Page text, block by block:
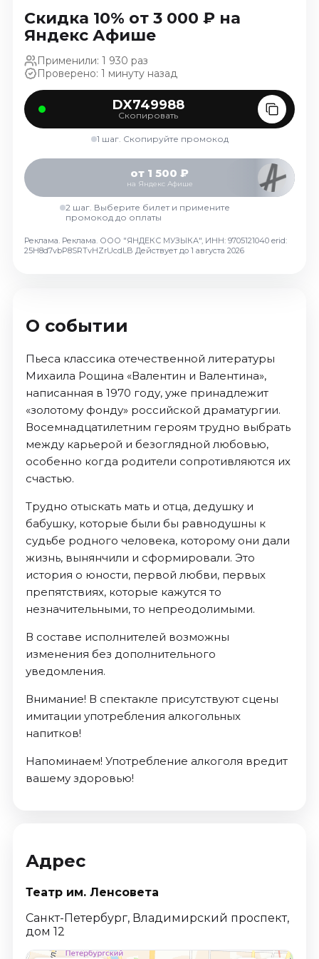
Декабрь 2026
Спорт
Август 2026
Сентябрь 2026
Декабрь 2026
Август 2026
Сентябрь 2026
Октябрь 2026
Ноябрь 2026
Декабрь 2026
Скидка 10% от 3 000 ₽ на
Яндекс Афише
Применили: 1 930 раз
Проверено: 1 минуту назад
DX749988
Скопировать
1 шаг. Скопируйте промокод
от 1 500 ₽
на Яндекс Афише
2 шаг. Выберите билет и примените
промокод до оплаты
Реклама. Реклама. ООО "ЯНДЕКС МУЗЫКА", ИНН: 9705121040 erid:
25H8d7vbP8SRTvHZrUcdLB Действует до 1 августа 2026
О событии
Пьеса классика отечественной литературы
Михаила Рощина «Валентин и Валентина»,
написанная в 1970 году, уже принадлежит
«золотому фонду» российской драматургии.
Восемнадцатилетним героям трудно выбрать
между карьерой и безоглядной любовью,
особенно когда родители сопротивляются их
счастью.
Трудно отыскать мать и отца, дедушку и
бабушку, которые были бы равнодушны к
судьбе родного человека, которому они дали
жизнь, вынянчили и сформировали. Это
история о юности, первой любви, первых
препятствиях, которые кажутся то
незначительными, то непреодолимыми.
В составе исполнителей возможны
изменения без дополнительного
уведомления.
Внимание! В спектакле присутствуют сцены
имитации употребления алкогольных
напитков!
Напоминаем! Употребление алкоголя вредит
вашему здоровью!
Адрес
Театр им. Ленсовета
Санкт-Петербург, Владимирский проспект,
дом 12